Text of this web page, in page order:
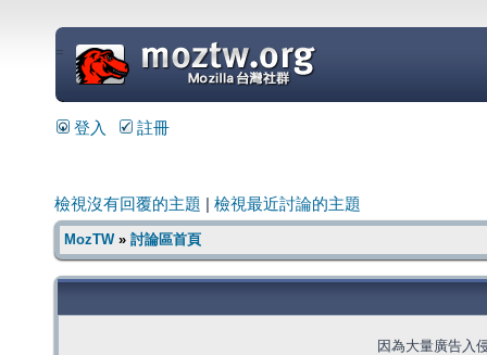
=
登入 註冊
檢視沒有回覆的主題 檢視最近討論的主題
MozTW» 討論區首頁
因為大量廣告入